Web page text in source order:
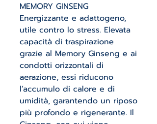
MEMORY GINSENG
Energizzante e adattogeno,
utile contro lo stress. Elevata
capacità di traspirazione
grazie al Memory Ginseng e ai
condotti orizzontali di
aerazione, essi riducono
l’accumulo di calore e di
umidità, garantendo un riposo
più profondo e rigenerante. Il